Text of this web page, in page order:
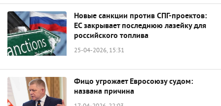
Новые санкции против СПГ-проектов:
ЕС закрывает последнюю лазейку для
российского топлива
25-04-2026, 15:31
Фицо угрожает Евросоюзу судом:
названа причина